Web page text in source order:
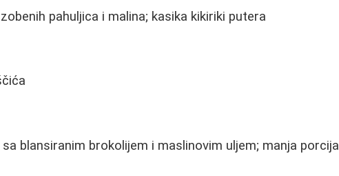
pahuljica i malina; kasika kikiriki putera
blansiranim brokolijem i maslinovim uljem; manja porcija